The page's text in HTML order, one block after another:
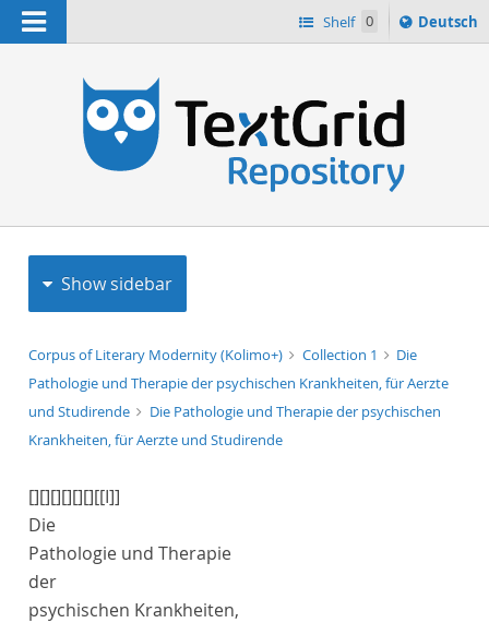
Navigation Shelf 0
Sprache
ï¿½ndern
Deutsch
Show sidebar
Corpus of Literary Modernity (Kolimo+) Collection 1
Die
Pathologie und Therapie der psychischen Krankheiten, für Aerzte
und Studirende
Die Pathologie und Therapie der psychischen
Krankheiten, für Aerzte und Studirende
[][][][][][][[I]]
Die
Pathologie und Therapie
der
psychischen Krankheiten,